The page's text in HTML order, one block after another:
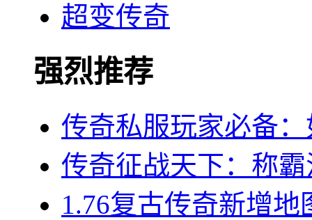
超变传奇
强烈推荐
传奇私服玩家必备
传奇征战天下：称
1.76复古传奇新增